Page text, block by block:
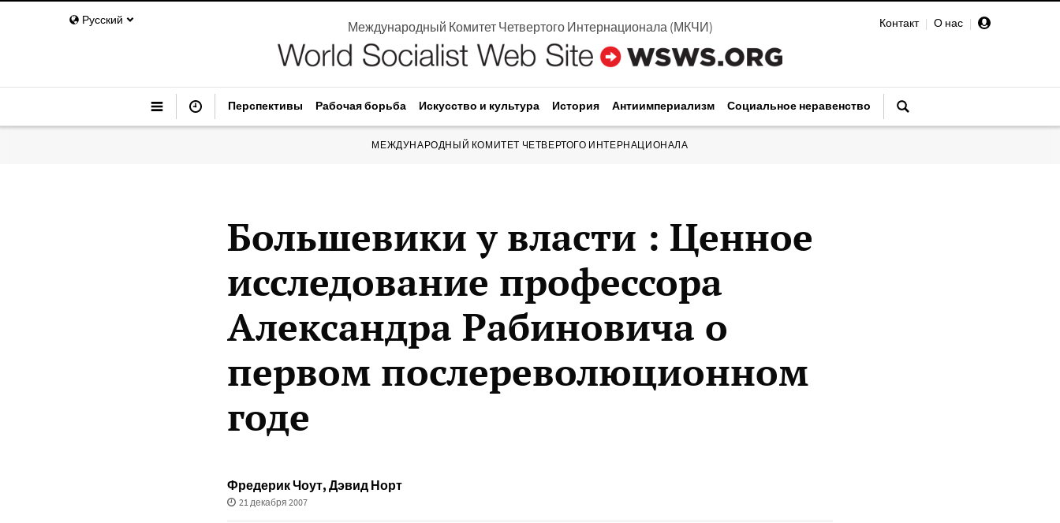
Русский Контакт | О нас |
Международный Комитет Четвертого Интернационала(МКЧИ)
Перспективы Рабочая борьба Искусство и культура История Антиимпериализм Социальное неравенство
МЕЖДУНАРОДНЫЙ КОМИТЕТ ЧЕТВЕРТОГО ИНТЕРНАЦИОНАЛА
Большевики у власти : Ценное
исследование профессора
Александра Рабиновича о
первом послереволюционном
годе
Фредерик Чоут, Дэвид Норт
21 декабря 2007